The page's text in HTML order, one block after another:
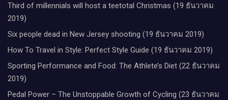
Third of millennials will host a teetotal Christmas (19 ธันวาคม
2019)
Six people dead in New Jersey shooting (19 ธันวาคม 2019)
How To Travel in Style: Perfect Style Guide (19 ธันวาคม 2019)
Sporting Performance and Food: The Athlete’s Diet (22 ธันวาคม
2019)
Pedal Power – The Unstoppable Growth of Cycling (23 ธันวาคม